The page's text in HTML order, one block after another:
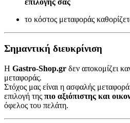
επιλογής σας
το κόστος μεταφοράς
Σημαντική διευκρίνιση
Η Gastro-Shop.gr δεν αποκομίζει
μεταφοράς.
Στόχος μας είναι η ασφαλής
επιλογή της πιο αξιόπιστης και
όφελος του πελάτη.